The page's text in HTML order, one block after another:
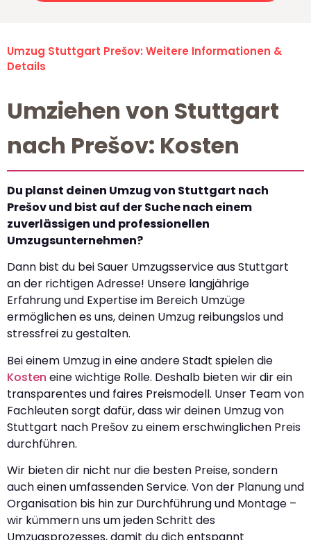
Umzug Stuttgart Prešov: Weitere Informationen &
Details
Umziehen von Stuttgart
nach Prešov: Kosten
Du planst deinen Umzug von Stuttgart nach
Prešov und bist auf der Suche nach einem
zuverlässigen und professionellen
Umzugsunternehmen?
Dann bist du bei Sauer Umzugsservice aus Stuttgart
an der richtigen Adresse! Unsere langjährige
Erfahrung und Expertise im Bereich Umzüge
ermöglichen es uns, deinen Umzug reibungslos und
stressfrei zu gestalten.
Bei einem Umzug in eine andere Stadt spielen die
Kosten eine wichtige Rolle. Deshalb bieten wir dir ein
transparentes und faires Preismodell. Unser Team von
Fachleuten sorgt dafür, dass wir deinen Umzug von
Stuttgart nach Prešov zu einem erschwinglichen Preis
durchführen.
Wir bieten dir nicht nur die besten Preise, sondern
auch einen umfassenden Service. Von der Planung und
Organisation bis hin zur Durchführung und Montage –
wir kümmern uns um jeden Schritt des